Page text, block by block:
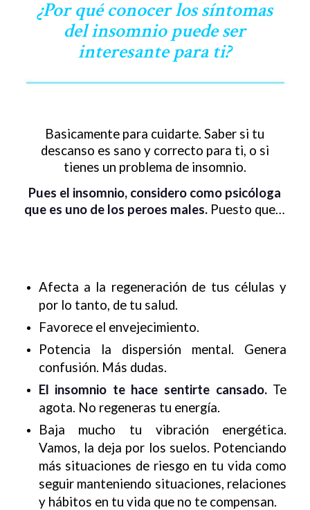
¿Por qué conocer los síntomas
del insomnio puede ser
interesante para ti?
Basicamente para cuidarte. Saber si tu
descanso es sano y correcto para ti, o si
tienes un problema de insomnio.
Pues el insomnio, considero como psicóloga
que es uno de los peroes males. Puesto que…
Afecta a la regeneración de tus células y
por lo tanto, de tu salud.
Favorece el envejecimiento.
Potencia la dispersión mental. Genera
confusión. Más dudas.
El insomnio te hace sentirte cansado.Te
agota. No regeneras tu energía.
Baja mucho tu vibración energética.
Vamos, la deja por los suelos. Potenciando
más situaciones de riesgo en tu vida como
seguir manteniendo situaciones, relaciones
y hábitos en tu vida que no te compensan.